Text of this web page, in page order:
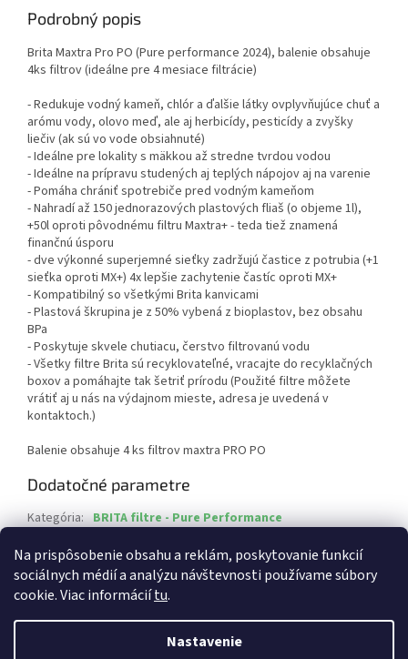
Na prispôsobenie obsahu a reklám, poskytovanie funkcií
sociálnych médií a analýzu návštevnosti používame súbory
cookie. Viac informáciítu.
Nastavenie
Podrobný popis
Brita Maxtra Pro PO (Pure performance 2024), balenie obsahuje
4ks filtrov (ideálne pre 4 mesiace filtrácie)
- Redukuje vodný kameň, chlór a ďalšie látky ovplyvňujúce chuť a
arómu vody, olovo meď, ale aj herbicídy, pesticídy a zvyšky
liečiv (ak sú vo vode obsiahnuté)
- Ideálne pre lokality s mäkkou až stredne tvrdou vodou
- Ideálne na prípravu studených aj teplých nápojov aj na varenie
- Pomáha chrániť spotrebiče pred vodným kameňom
- Nahradí až 150 jednorazových plastových fliaš (o objeme 1l),
+50l oproti pôvodnému filtru Maxtra+ - teda tiež znamená
finančnú úsporu
- dve výkonné superjemné sieťky zadržujú častice z potrubia (+1
sieťka oproti MX+) 4x lepšie zachytenie častíc oproti MX+
- Kompatibilný so všetkými Brita kanvicami
- Plastová škrupina je z 50% vybená z bioplastov, bez obsahu
BPa
- Poskytuje skvele chutiacu, čerstvo filtrovanú vodu
- Všetky filtre Brita sú recyklovateľné, vracajte do recyklačných
boxov a pomáhajte tak šetriť prírodu (Použité filtre môžete
vrátiť aj u nás na výdajnom mieste, adresa je uvedená v
kontaktoch.)
Balenie obsahuje 4 ks filtrov maxtra PRO PO
Dodatočné parametre
Kategória: BRITA filtre - Pure Performance